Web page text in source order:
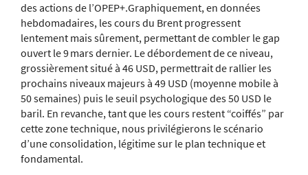
des actions de l’OPEP+.Graphiquement, en données
hebdomadaires, les cours du Brent progressent
lentement mais sûrement, permettant de combler le gap
ouvert le 9 mars dernier. Le débordement de ce niveau,
grossièrement situé à 46 USD, permettrait de rallier les
prochains niveaux majeurs à 49 USD (moyenne mobile à
50 semaines) puis le seuil psychologique des 50 USD le
baril. En revanche, tant que les cours restent “coiffés” par
cette zone technique, nous privilégierons le scénario
d’une consolidation, légitime sur le plan technique et
fondamental.